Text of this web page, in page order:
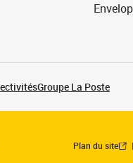
Groupe La Poste
Plan du site